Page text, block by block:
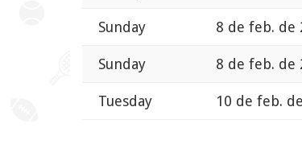
Sunday 8 de feb. de
Sunday 8 de feb. de
Tuesday 10 de feb.